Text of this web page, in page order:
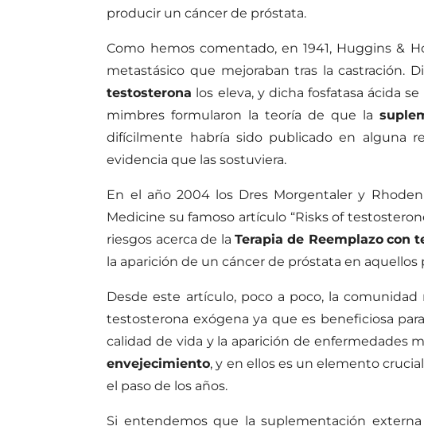
producir un cáncer de próstata.
Como hemos comentado, en 1941, Huggins &
metastásico que mejoraban tras la castración.
testosterona los eleva, y dicha fosfatasa ácida
mimbres formularon la teoría de que la
difícilmente habría sido publicado en alguna
evidencia que las sostuviera.
En el año 2004 los Dres Morgentaler y
Medicine su famoso artículo “Risks of
riesgos acerca de la Terapia de Reemplazo con
la aparición de un cáncer de próstata en
Desde este artículo, poco a poco, la
testosterona exógena ya que es beneficiosa
calidad de vida y la aparición de enfermedades
envejecimiento, y en ellos es un elemento
el paso de los años.
Si entendemos que la suplementación